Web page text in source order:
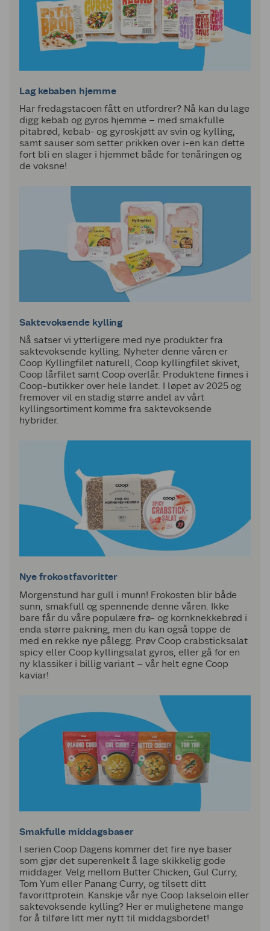
Lag kebaben hjemme
Har fredagstacoen fått en utfordrer? Nå kan du lage
digg kebab og gyros hjemme – med smakfulle
pitabrød, kebab- og gyroskjøtt av svin og kylling,
samt sauser som setter prikken over i-en kan dette
fort bli en slager i hjemmet både for tenåringen og
de voksne!
Saktevoksende kylling
Nå satser vi ytterligere med nye produkter fra
saktevoksende kylling. Nyheter denne våren er
Coop Kyllingfilet naturell, Coop kyllingfilet skivet,
Coop lårfilet samt Coop overlår. Produktene finnes i
Coop-butikker over hele landet. I løpet av 2025 og
fremover vil en stadig større andel av vårt
kyllingsortiment komme fra saktevoksende
hybrider.
Nye frokostfavoritter
Morgenstund har gull i munn! Frokosten blir både
sunn, smakfull og spennende denne våren. Ikke
bare får du våre populære frø- og kornknekkebrød i
enda større pakning, men du kan også toppe de
med en rekke nye pålegg. Prøv Coop crabsticksalat
spicy eller Coop kyllingsalat gyros, eller gå for en
ny klassiker i billig variant – vår helt egne Coop
kaviar!
Smakfulle middagsbaser
I serien Coop Dagens kommer det fire nye baser
som gjør det superenkelt å lage skikkelig gode
middager. Velg mellom Butter Chicken, Gul Curry,
Tom Yum eller Panang Curry, og tilsett ditt
favorittprotein. Kanskje vår nye Coop lakseloin eller
saktevoksende kylling? Her er mulighetene mange
for å tilføre litt mer nytt til middagsbordet!